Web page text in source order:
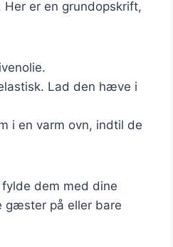
er en grundopskrift,
Lad den hæve i
i en varm ovn, indtil de
dem med dine
gæster på eller bare